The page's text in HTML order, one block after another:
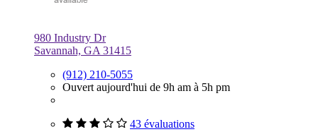
980 Industry Dr
Savannah, GA 31415
(912) 210-5055
Ouvert aujourd'hui de 9h am à 5h pm
43 évaluations